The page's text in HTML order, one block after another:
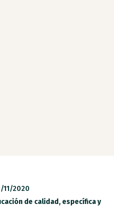
11/2020
de calidad, específica y